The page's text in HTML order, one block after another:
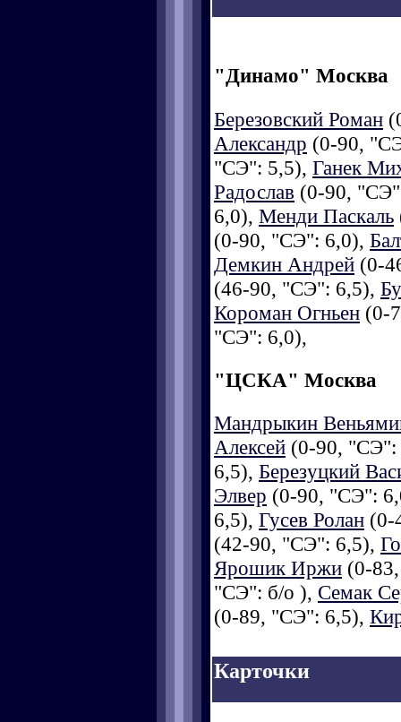
"Динамо" Москва
Березовский Роман
Александр (0-90,
"СЭ": 5,5), Ганек
Радослав (0-90,
6,0), Менди Паскаль
(0-90, "СЭ": 6,0),
Демкин Андрей (0-
(46-90, "СЭ": 6,5),
Короман Огньен (0-
"СЭ": 6,0),
"ЦСКА" Москва
Мандрыкин
Алексей (0-90,
6,5), Березуцкий
Элвер (0-90, "СЭ":
6,5), Гусев Ролан
(42-90, "СЭ": 6,5),
Ярошик Иржи (0-
"СЭ": б/о ), Семак
(0-89, "СЭ": 6,5),
Карточки